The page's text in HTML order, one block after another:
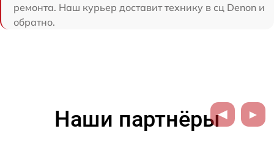
ремонта. Наш курьер доставит технику в сц Denon и
обратно.
Наши партнёры